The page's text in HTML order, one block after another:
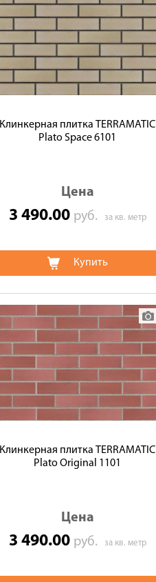
Клинкерная плитка TERRAMATIC
Plato Space 6101
Цена
3 490.00 руб. за кв. метр
Купить
Клинкерная плитка TERRAMATIC
Plato Original 1101
Цена
3 490.00 руб. за кв. метр